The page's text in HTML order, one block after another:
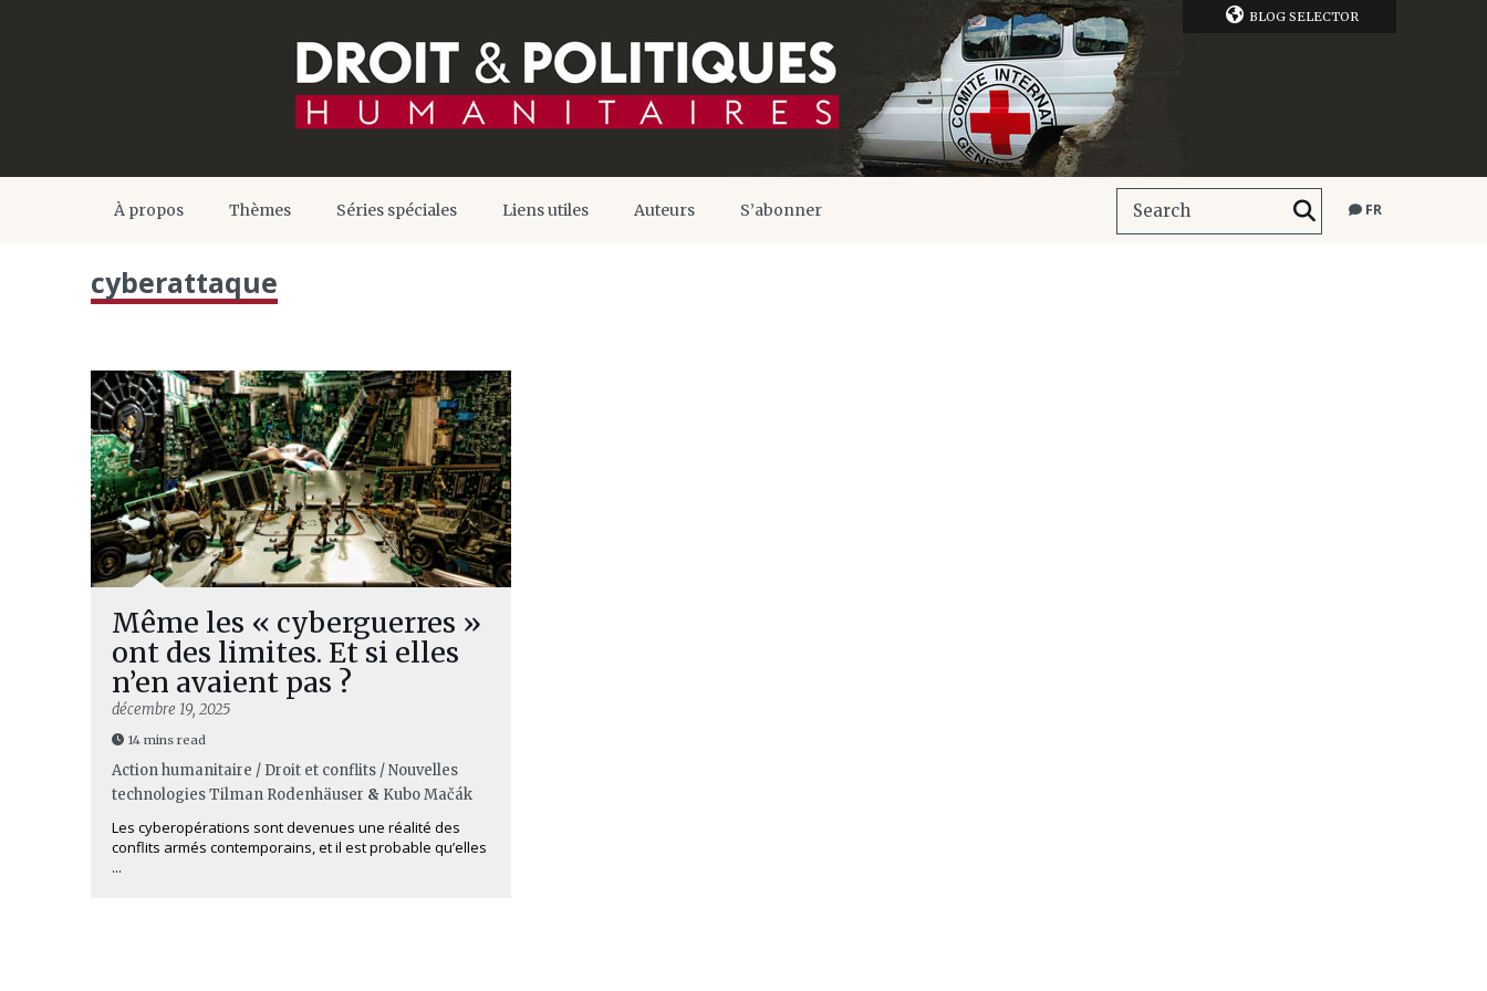
BLOG SELECTOR
À propos Thèmes Séries spéciales Liens utiles Auteurs S’abonner FR
cyberattaque
Même les « cyberguerres »
ont des limites. Et si elles
n’en avaient pas ?
décembre 19, 2025
14 mins read
Action humanitaire / Droit et conflits / Nouvelles
technologiesTilman Rodenhäuser & Kubo Mačák
Les cyberopérations sont devenues une réalité des
conflits armés contemporains, et il est probable qu’elles
...